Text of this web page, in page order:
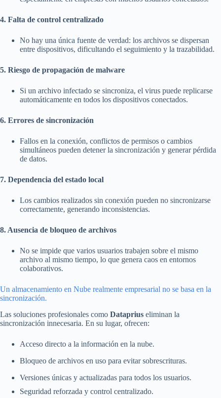
4. Falta de control centralizado
No hay una única fuente de verdad: los archivos se dispersan
entre dispositivos, dificultando el seguimiento y la trazabilidad.
5. Riesgo de propagación de malware
Si un archivo infectado se sincroniza, el virus puede replicarse
automáticamente en todos los dispositivos conectados.
6. Errores de sincronización
Fallos en la conexión, conflictos de permisos o cambios
simultáneos pueden detener la sincronización y generar pérdida
de datos.
7. Dependencia del estado local
Los cambios realizados sin conexión pueden no sincronizarse
correctamente, generando inconsistencias.
8. Ausencia de bloqueo de archivos
No se impide que varios usuarios trabajen sobre el mismo
archivo al mismo tiempo, lo que genera caos en entornos
colaborativos.
Un almacenamiento en Nube realmente empresarial no se basa en la
sincronización.
Las soluciones profesionales como Dataprius eliminan la
sincronización innecesaria. En su lugar, ofrecen:
Acceso directo a la información en la nube.
Bloqueo de archivos en uso para evitar sobrescrituras.
Versiones únicas y actualizadas para todos los usuarios.
Seguridad reforzada y control centralizado.